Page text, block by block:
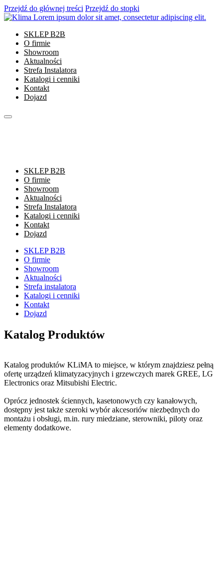
Przejdź do głównej treści Przejdź do stopki
SKLEP B2B
O firmie
Showroom
Aktualności
Strefa Instalatora
Katalogi i cenniki
Kontakt
Dojazd
SKLEP B2B
O firmie
Showroom
Aktualności
Strefa Instalatora
Katalogi i cenniki
Kontakt
Dojazd
SKLEP B2B
O firmie
Showroom
Aktualności
Strefa instalatora
Katalogi i cenniki
Kontakt
Dojazd
Katalog Produktów
Katalog produktów KLiMA to miejsce, w którym znajdziesz pełną
ofertę urządzeń klimatyzacyjnych i grzewczych marek GREE, LG
Electronics oraz Mitsubishi Electric.
Oprócz jednostek ściennych, kasetonowych czy kanałowych,
dostępny jest także szeroki wybór akcesoriów niezbędnych do
montażu i obsługi, m.in. rury miedziane, sterowniki, piloty oraz
elementy dodatkowe.